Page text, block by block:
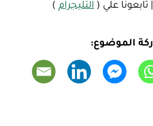
تابعونا علي ( التليجرام )
الموضوع: